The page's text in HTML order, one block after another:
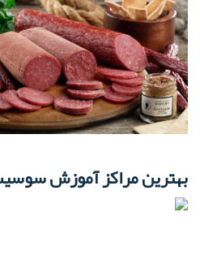
بهترین مراکز آموزش